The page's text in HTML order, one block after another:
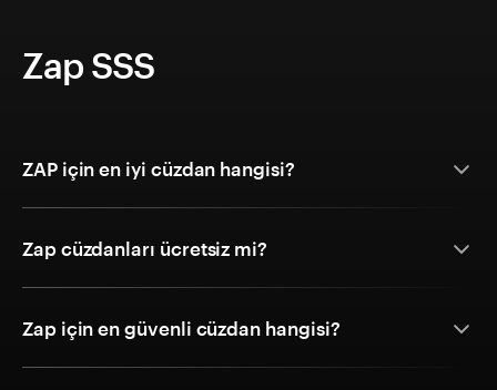
Zap SSS
ZAP için en iyi cüzdan hangisi?
Zap cüzdanları ücretsiz mi?
Zap için en güvenli cüzdan hangisi?